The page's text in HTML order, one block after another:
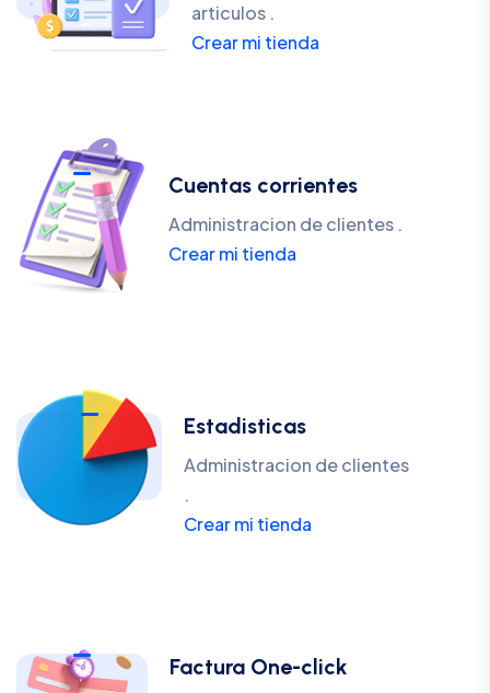
articulos .
Crear mi tienda
Cuentas corrientes
Administracion de clientes .
Crear mi tienda
Estadisticas
Administracion de clientes
.
Crear mi tienda
Factura One-click